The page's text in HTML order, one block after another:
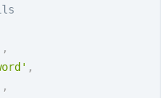
,
,
,